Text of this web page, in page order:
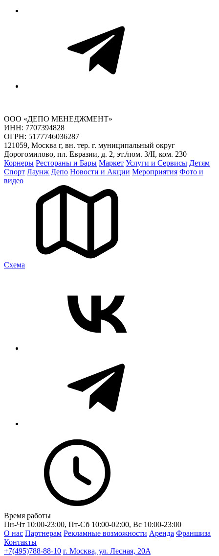
ООО «ДЕПО МЕНЕДЖМЕНТ»
ИНН: 7707394828
ОГРН: 5177746036287
121059, Москва г, вн. тер. г. муниципальный округ
Дорогомилово, пл. Евразии, д. 2, эт./пом. 3/II, ком. 230
Корнеры Рестораны и Бары Маркет Услуги и Сервисы Детям
Спорт Лаунж Депо Новости и Акции Мероприятия Фото и
видео
Cхема
Время работы
Пн-Чт 10:00-23:00, Пт-Сб 10:00-02:00, Вс 10:00-23:00
О нас Партнерам Рекламные возможности Аренда Франшиза
Контакты
+7(495)788-88-10 г. Москва, ул. Лесная, 20A